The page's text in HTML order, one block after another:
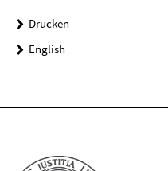
Drucken
English